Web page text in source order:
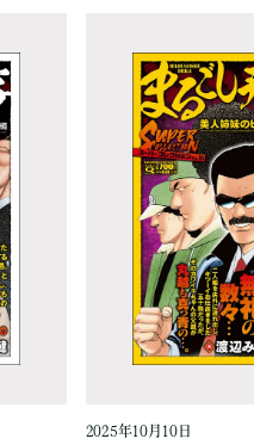
2025年10月10日